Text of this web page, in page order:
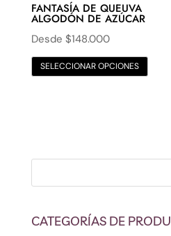
FANTASÍA DE QUEUVA
ALGODÓN DE AZÚCAR
Desde $148.000
SELECCIONAR OPCIONES
CATEGORÍAS DE